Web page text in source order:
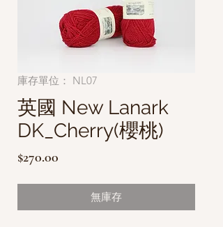
庫存單位： NL07
英國 New Lanark
DK_Cherry(櫻桃)
$270.00
無庫存